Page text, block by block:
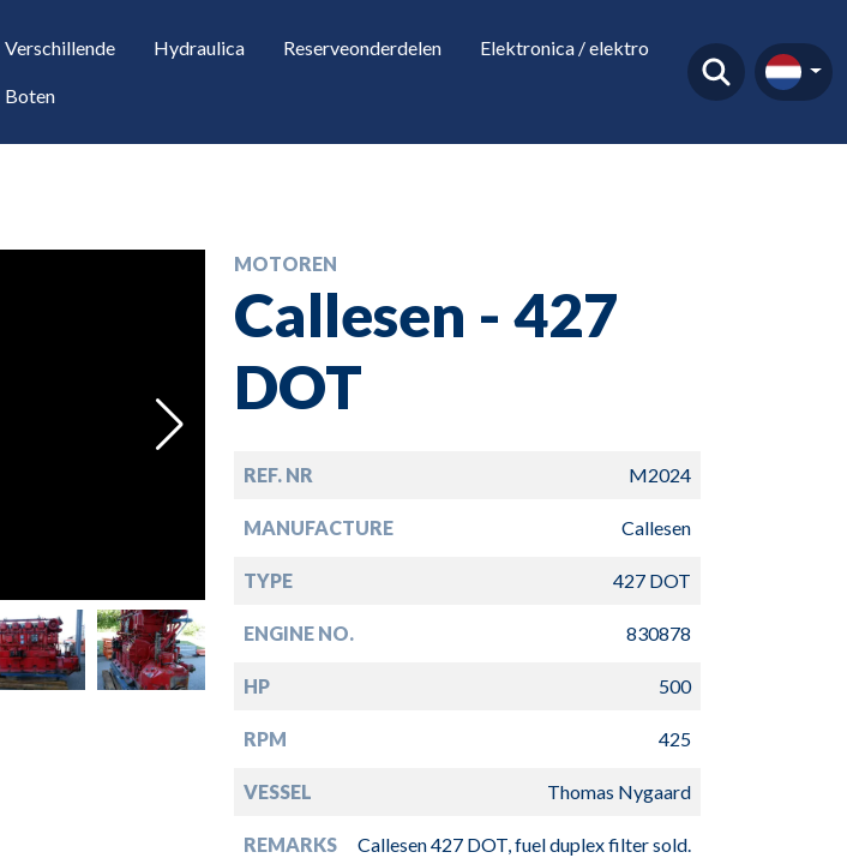
Verschillende Hydraulica Reserveonderdelen Elektronica / elektro
Boten
MOTOREN
Callesen - 427
DOT
REF. NR M2024
MANUFACTURE Callesen
TYPE 427 DOT
ENGINE NO. 830878
HP 500
RPM 425
VESSEL Thomas Nygaard
REMARKS
Callesen 427 DOT, fuel duplex filter sold.